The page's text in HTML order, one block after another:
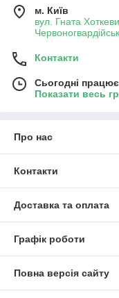
м. Київ
вул. Гната
Контакти
Сьогодні
Показати весь
Про нас
Контакти
Доставка та оплата
Графік роботи
Повна версія сайту